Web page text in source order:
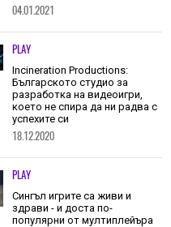
04.01.2021
PLAY
Incineration Productions:
Българското студио за
разработка на видеоигри,
което не спира да ни радва с
успехите си
18.12.2020
PLAY
Сингъл игрите са живи и
здрави - и доста по-
популярни от мултиплейъра